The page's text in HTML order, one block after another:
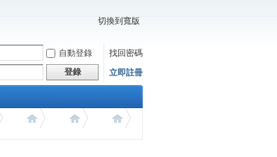
切換到寬版
自動登錄
找回密碼
登錄 立即註冊